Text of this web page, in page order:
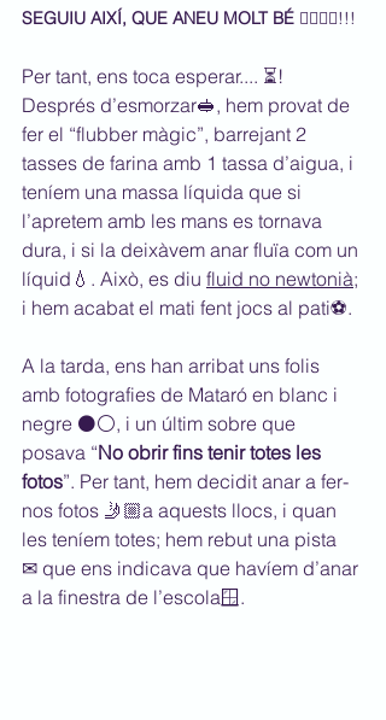
SEGUIU AIXÍ, QUE ANEU MOLT BÉ 👍🏽👌🏽!!!
Per tant, ens toca esperar.... ⏳!
Després d’esmorzar🥪, hem provat de
fer el “flubber màgic”, barrejant 2
tasses de farina amb 1 tassa d’aigua, i
teníem una massa líquida que si
l’apretem amb les mans es tornava
dura, i si la deixàvem anar fluïa com un
líquid💧. Això, es diu fluid no newtonià;
i hem acabat el mati fent jocs al pati⚽.
A la tarda, ens han arribat uns folis
amb fotografies de Mataró en blanc i
negre ⚫⚪, i un últim sobre que
posava “No obrir fins tenir totes les
fotos”. Per tant, hem decidit anar a fer-
nos fotos 🤳🏼a aquests llocs, i quan
les teníem totes; hem rebut una pista
✉ que ens indicava que havíem d’anar
a la finestra de l’escola🪟.